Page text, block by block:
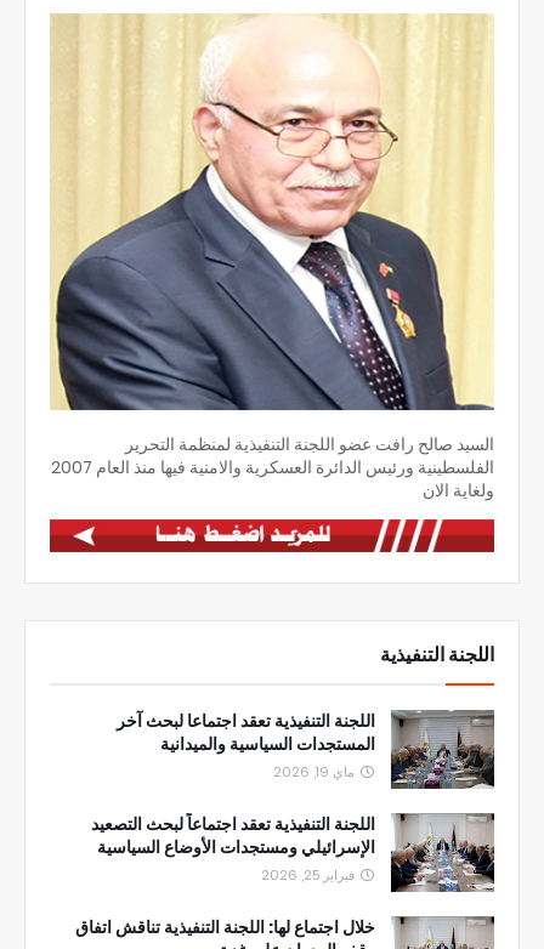
السيد صالح رافت عضو اللجنة التنفيذية لمنظمة التحرير
الفلسطينية ورئيس الدائرة العسكرية والامنية فيها منذ العام 2007
ولغاية الان
اللجنة التنفيذية
اللجنة التنفيذية تعقد اجتماعا لبحث آخر
المستجدات السياسية والميدانية
ماي 19, 2026
اللجنة التنفيذية تعقد اجتماعاً لبحث التصعيد
الإسرائيلي ومستجدات الأوضاع السياسية
فبراير 25, 2026
خلال اجتماع لها: اللجنة التنفيذية تناقش اتفاق